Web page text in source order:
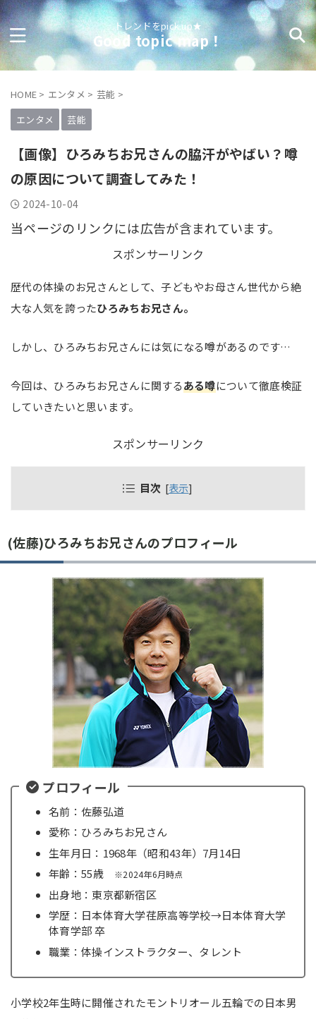
トレンドをpick up★
Good topic map！
HOME > エンタメ > 芸能 >
エンタメ
芸能
【画像】ひろみちお兄さんの脇汗がやばい？噂
の原因について調査してみた！
2024-10-04
当ページのリンクには広告が含まれています。
スポンサーリンク
歴代の体操のお兄さんとして、子どもやお母さん世代から絶
大な人気を誇ったひろみちお兄さん。
しかし、ひろみちお兄さんには気になる噂があるのです…
今回は、ひろみちお兄さんに関するある噂について徹底検証
していきたいと思います。
スポンサーリンク
目次 [表示]
(佐藤)ひろみちお兄さんのプロフィール
プロフィール
名前：佐藤弘道
愛称：ひろみちお兄さん
生年月日：1968年（昭和43年）7月14日
年齢：55歳
※2024年6月時点
出身地：東京都新宿区
学歴：日本体育大学荏原高等学校→日本体育大学
体育学部 卒
職業：体操インストラクター、タレント
小学校2年生時に開催されたモントリオール五輪での日本男